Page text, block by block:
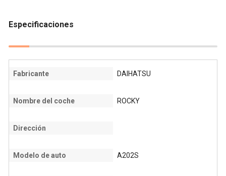
Especificaciones
Fabricante DAIHATSU
Nombre del coche ROCKY
Dirección
Modelo de auto A202S